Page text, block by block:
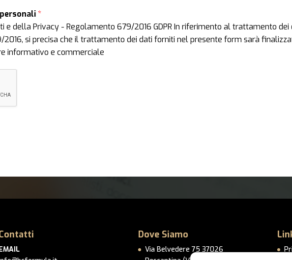
*
della Privacy - Regolamento 679/2016 GDPR In riferimento al trattamento dei
si precisa che il trattamento dei dati forniti nel presente form sarà
informativo e commerciale
Dove Siamo
Via Belvedere 75 37026